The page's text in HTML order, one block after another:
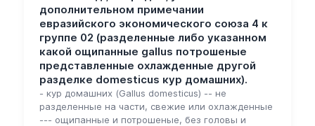
дополнительном примечании
евразийского экономического союза 4 к
группе 02 (разделенные либо указанном
какой ощипанные gallus потрошеные
представленные охлажденные другой
разделке domesticus кур домашних).
- кур домашних (Gallus domesticus) -- не
разделенные на части, свежие или охлажденные
--- ощипанные и потрошеные, без головы и